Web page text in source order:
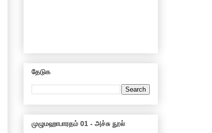
தேடுக
முழுமஹாபாரதம் 01 - அச்சு நூல்